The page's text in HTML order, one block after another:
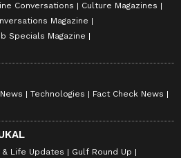
Conversations
Culture Magazines
Magazine
Specials Magazine
Technologies
Fact Check News
& Life Updates
Gulf Round Up